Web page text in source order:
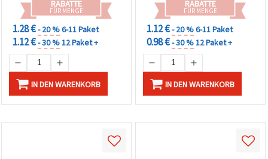
RABATTE
FÜR MENGE
1.28 €- 20 %6-11 Paket
1.12 €- 30 %12 Paket +
IN DEN WARENKORB
RABATTE
FÜR MENGE
1.12 €- 20 %6-11 Paket
0.98 €- 30 %12 Paket +
IN DEN WARENKORB